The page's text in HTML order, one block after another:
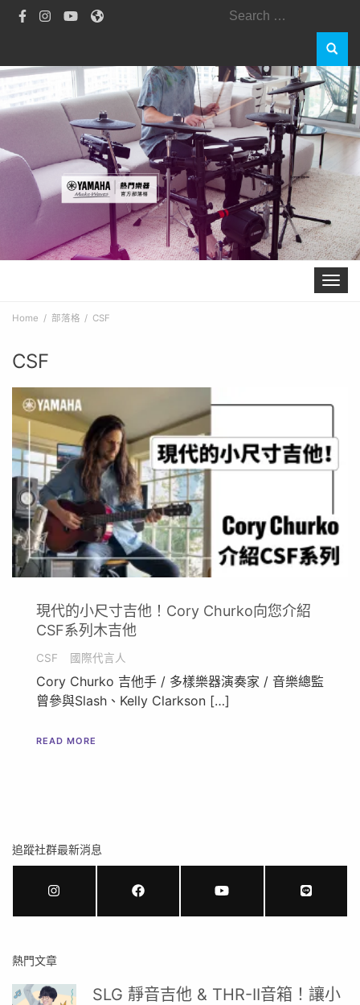
Search
Toggle
Home 部落格 CSF
CSF
現代的小尺寸吉他！Cory Churko向您介紹
CSF系列木吉他
CSF 國際代言人
Cory Churko 吉他手 / 多樣樂器演奏家 / 音樂總監
曾參與Slash、Kelly Clarkson […]
READ MORE
追蹤社群最新消息
熱門文章
SLG 靜音吉他 & THR-II音箱！讓小